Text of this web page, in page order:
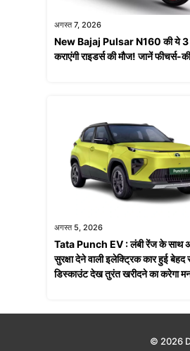
अगस्त 7, 2026
New Bajaj Pulsar N160 की ये 3
कराएंगी राइडर्स की मौज! जानें फीचर्स-
अगस्त 5, 2026
Tata Punch EV : लंबी रेंज के साथ
सुरक्षा देने वाली इलेक्ट्रिक कार हुई बेहद
डिस्काउंट देख तुरंत खरीदने का करेगा
© 2026